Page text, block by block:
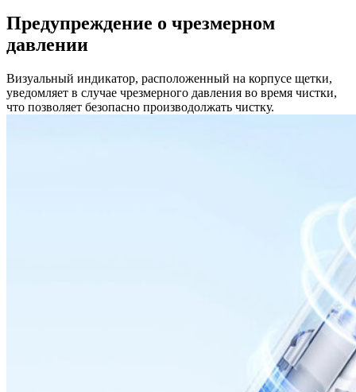
Предупреждение о чрезмерном
давлении
Визуальный индикатор, расположенный на корпусе щетки,
уведомляет в случае чрезмерного давления во время чистки,
что позволяет безопасно производолжать чистку.